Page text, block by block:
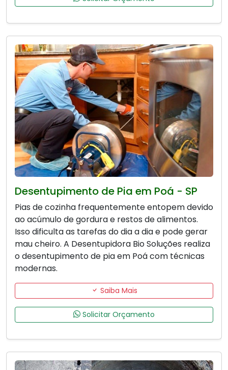
Desentupimento de Pia em Poá - SP
Pias de cozinha frequentemente entopem devido
ao acúmulo de gordura e restos de alimentos.
Isso dificulta as tarefas do dia a dia e pode gerar
mau cheiro. A Desentupidora Bio Soluções realiza
o desentupimento de pia em Poá com técnicas
modernas.
Saiba Mais
Solicitar Orçamento